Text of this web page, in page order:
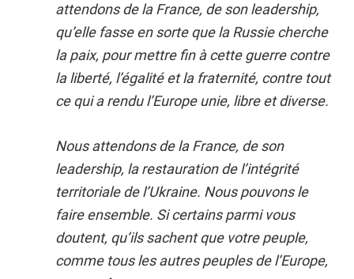
attendons de la France, de son leadership,
qu’elle fasse en sorte que la Russie cherche
la paix, pour mettre fin à cette guerre contre
la liberté, l’égalité et la fraternité, contre tout
ce qui a rendu l’Europe unie, libre et diverse.
Nous attendons de la France, de son
leadership, la restauration de l’intégrité
territoriale de l’Ukraine. Nous pouvons le
faire ensemble. Si certains parmi vous
doutent, qu’ils sachent que votre peuple,
comme tous les autres peuples de l’Europe,